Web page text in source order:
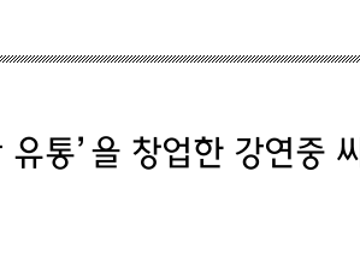
통’을 창업한 강연중 씨